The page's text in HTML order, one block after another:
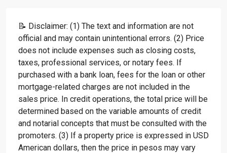
📝 Disclaimer: (1) The text and information are not
official and may contain unintentional errors. (2) Price
does not include expenses such as closing costs,
taxes, professional services, or notary fees. If
purchased with a bank loan, fees for the loan or other
mortgage-related charges are not included in the
sales price. In credit operations, the total price will be
determined based on the variable amounts of credit
and notarial concepts that must be consulted with the
promoters. (3) If a property price is expressed in USD
American dollars, then the price in pesos may vary